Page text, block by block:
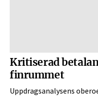
Kritiserad
finrummet
Uppdragsanalysens